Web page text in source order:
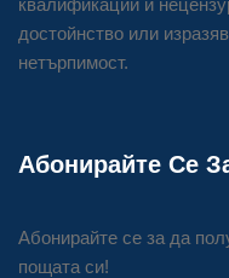
достойнство или
нетърпимост.
Абонирайте Се
Абонирайте се за да
пощата си!